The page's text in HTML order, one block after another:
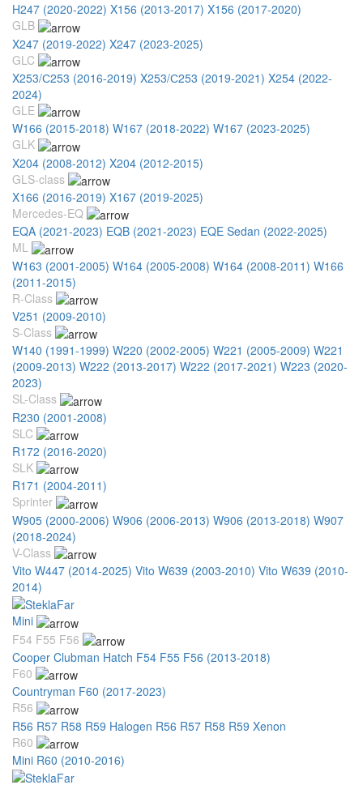
H247 (2020-2022) X156 (2013-2017) X156 (2017-2020)
GLB
X247 (2019-2022) X247 (2023-2025)
GLC
X253/С253 (2016-2019) X253/С253 (2019-2021) X254 (2022-
2024)
GLE
W166 (2015-2018) W167 (2018-2022) W167 (2023-2025)
GLK
X204 (2008-2012) X204 (2012-2015)
GLS-class
X166 (2016-2019) X167 (2019-2025)
Mercedes-EQ
EQA (2021-2023) EQB (2021-2023) EQE Sedan (2022-2025)
ML
W163 (2001-2005) W164 (2005-2008) W164 (2008-2011) W166
(2011-2015)
R-Class
V251 (2009-2010)
S-Class
W140 (1991-1999) W220 (2002-2005) W221 (2005-2009) W221
(2009-2013) W222 (2013-2017) W222 (2017-2021) W223 (2020-
2023)
SL-Class
R230 (2001-2008)
SLC
R172 (2016-2020)
SLK
R171 (2004-2011)
Sprinter
W905 (2000-2006) W906 (2006-2013) W906 (2013-2018) W907
(2018-2024)
V-Class
Vito W447 (2014-2025) Vito W639 (2003-2010) Vito W639 (2010-
2014)
Mini
F54 F55 F56
Cooper Clubman Hatch F54 F55 F56 (2013-2018)
F60
Countryman F60 (2017-2023)
R56
R56 R57 R58 R59 Halogen R56 R57 R58 R59 Xenon
R60
Mini R60 (2010-2016)